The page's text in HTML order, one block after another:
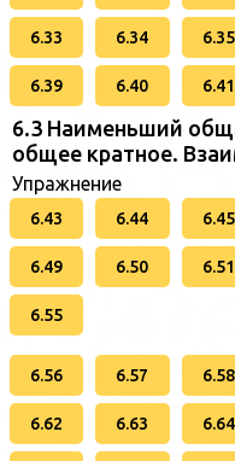
6.33 6.34 6.35
6.39 6.40 6.41
6.3 Наименьший
общее кратное.
Упражнение
6.43 6.44 6.45
6.49 6.50 6.51
6.55
6.56 6.57 6.58
6.62 6.63 6.64